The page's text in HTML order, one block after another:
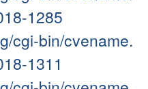
1285
cgi-bin/cvename.
1311